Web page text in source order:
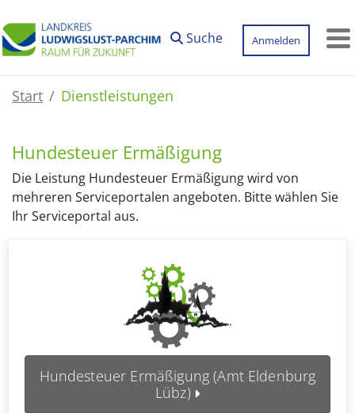
Suche
Anmelden
Start Dienstleistungen
Hundesteuer Ermäßigung
Die Leistung Hundesteuer Ermäßigung wird von
mehreren Serviceportalen angeboten. Bitte wählen Sie
Ihr Serviceportal aus.
Hundesteuer Ermäßigung (Amt Eldenburg
Lübz)